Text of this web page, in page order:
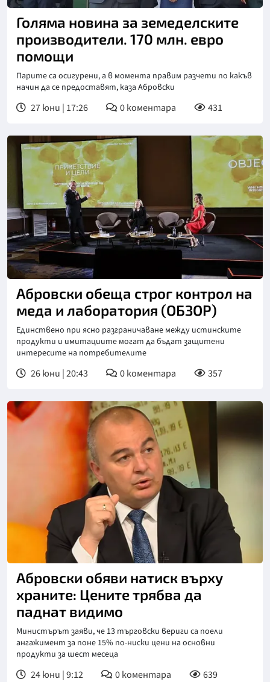
Голяма новина за земеделските
производители. 170 млн. евро
помощи
Парите са осигурени, а в момента правим разчети по какъв
начин да се предоставят, каза Абровски
27 юни | 17:26 0коментара 431
Абровски обеща строг контрол на
меда и лаборатория (ОБЗОР)
Единствено при ясно разграничаване между истинските
продукти и имитациите могат да бъдат защитени
интересите на потребителите
26 юни | 20:43 0коментара 357
Снимка: Нова телевизия
Абровски обяви натиск върху
храните: Цените трябва да
паднат видимо
Министърът заяви, че 13 търговски вериги са поели
ангажимент за поне 15% по-ниски цени на основни
продукти за шест месеца
24 юни | 9:12 0коментара 639